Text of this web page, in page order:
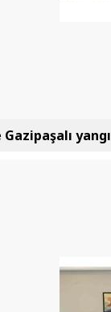
Gazipaşalı